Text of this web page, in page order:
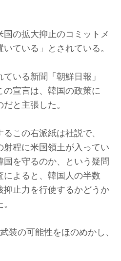
の拡大抑止のコミットメ
ている」とされている。
いる新聞「朝鮮日報」
の宣言は、韓国の政策に
だと主張した。
この右派紙は社説で、
射程に米国領土が入ってい
国を守るのか、という疑問
によると、韓国人の半数
抑止力を行使するかどうか
装の可能性をほのめかし、